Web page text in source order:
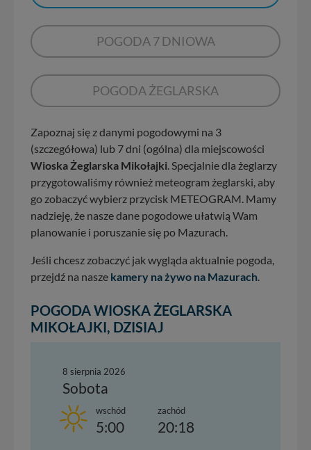
POGODA 7 DNIOWA
POGODA ŻEGLARSKA
Zapoznaj się z danymi pogodowymi na 3
(szczegółowa) lub 7 dni (ogólna) dla miejscowości
Wioska Żeglarska Mikołajki. Specjalnie dla żeglarzy
przygotowaliśmy również meteogram żeglarski, aby
go zobaczyć wybierz przycisk METEOGRAM. Mamy
nadzieję, że nasze dane pogodowe ułatwią Wam
planowanie i poruszanie się po Mazurach.
Jeśli chcesz zobaczyć jak wygląda aktualnie pogoda,
przejdź na nasze kamery na żywo na Mazurach.
POGODA WIOSKA ŻEGLARSKA
MIKOŁAJKI, DZISIAJ
8 sierpnia 2026
Sobota
wschód
5:00
zachód
20:18